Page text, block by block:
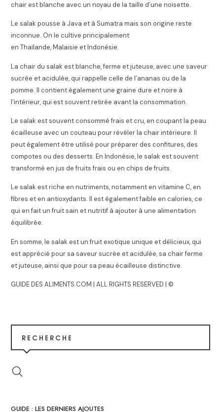
chair est blanche avec un noyau de la taille d’une noisette.
Le salak pousse à Java et à Sumatra mais son origine reste
inconnue. On le cultive principalement
en Thaïlande, Malaisie et Indonésie.
La chair du salak est blanche, ferme et juteuse, avec une saveur
sucrée et acidulée, qui rappelle celle de l’ananas ou de la
pomme. Il contient également une graine dure et noire à
l’intérieur, qui est souvent retirée avant la consommation.
Le salak est souvent consommé frais et cru, en coupant la peau
écailleuse avec un couteau pour révéler la chair intérieure. Il
peut également être utilisé pour préparer des confitures, des
compotes ou des desserts. En Indonésie, le salak est souvent
transformé en jus de fruits frais ou en chips de fruits.
Le salak est riche en nutriments, notamment en vitamine C, en
fibres et en antioxydants. Il est également faible en calories, ce
qui en fait un fruit sain et nutritif à ajouter à une alimentation
équilibrée.
En somme, le salak est un fruit exotique unique et délicieux, qui
est apprécié pour sa saveur sucrée et acidulée, sa chair ferme
et juteuse, ainsi que pour sa peau écailleuse distinctive.
GUIDE DES ALIMENTS.COM | ALL RIGHTS RESERVED | ©
RECHERCHE
GUIDE : LES DERNIERS AJOUTES